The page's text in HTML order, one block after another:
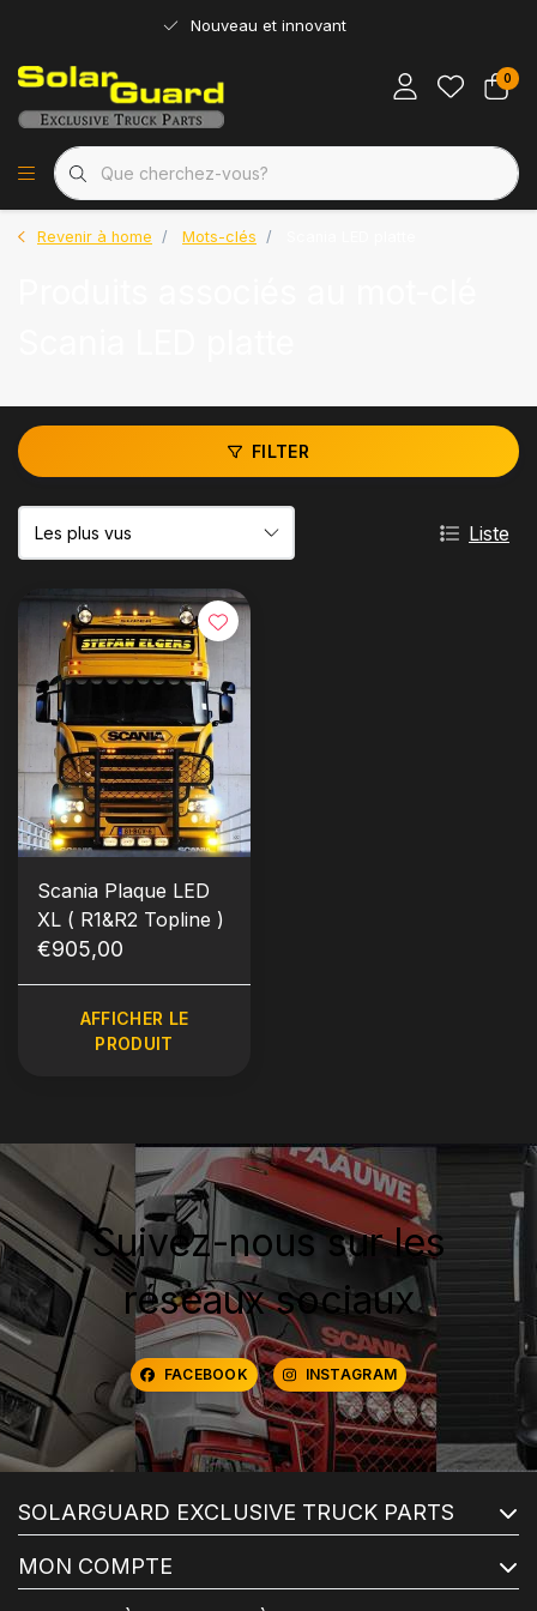
Nouveau et innovant
0
Revenir à home Mots-clés
FILTER
Liste
Scania Plaque LED
XL ( R1&R2 Topline )
€905,00
AFFICHER LE
PRODUIT
Suivez-nous sur les
réseaux sociaux
FACEBOOK INSTAGRAM
SOLARGUARD EXCLUSIVE TRUCK PARTS
MON COMPTE